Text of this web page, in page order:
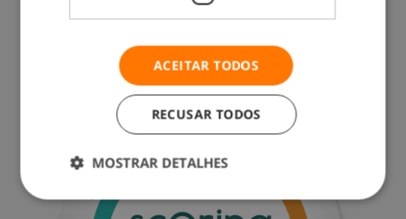
ACEITAR TODOS
RECUSAR TODOS
MOSTRAR DETALHES